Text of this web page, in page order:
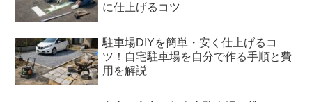
に仕上げるコツ
駐車場DIYを簡単・安く仕上げるコ
ツ！自宅駐車場を自分で作る手順と費
用を解説